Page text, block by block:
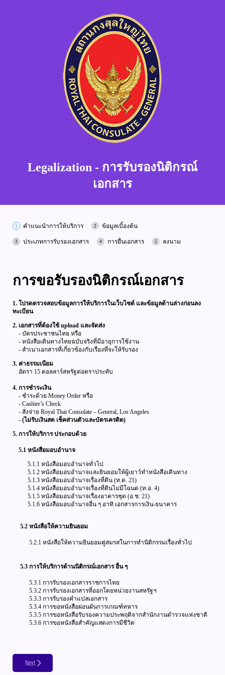
Legalization - การรับรองนิติกรณ์
เอกสาร
คำแนะนำการให้บริการ ข้อมูลเบิ้องต้น
ประเภทการรับรองเอกสาร การยื่นเอกสาร ลงนาม
การขอรับรองนิติกรณ์เอกสาร
1. โปรดตรวจสอบข้อมูลการให้บริการในเว็บไซต์ และข้อมูลด้านล่างก่อนลง
ทะเบียน
2. เอกสารที่ต้องใช้ upload และจัดส่ง
- บัตรประชาชนไทย หรือ
- หนังสือเดินทางไทยฉบับจริงที่มีอายุการใช้งาน
- สำเนาเอกสารที่เกี่ยวข้องกับเรื่องที่จะให้รับรอง
3. ค่าธรรมเนียม
อัตรา 15 ดอลลาร์สหรัฐต่อตราประทับ
4. การชำระเงิน
- ชำระด้วย Money Order หรือ
- Cashier’s Check
- สั่งจ่าย Royal Thai Consulate – General, Los Angeles
- (ไม่รับเงินสด เช็คส่วนตัวและบัตรเครดิต)
5. การให้บริการ ประกอบด้วย
5.1 หนังสือมอบอำนาจ
5.1.1 หนังสือมอบอำนาจทั่วไป
5.1.2 หนังสือมอบอำนาจและยินยอมให้ผู้เยาว์ทำหนังสือเดินทาง
5.1.3 หนังสือมอบอำนาจเรื่องที่ดิน (ท.ด. 21)
5.1.4 หนังสือมอบอำนาจเรื่องที่ดินไม่มีโฉนด (ท.อ. 4)
5.1.5 หนังสือมอบอำนาจเรื่องอาคารชุด (อ.ช. 21)
5.1.6 หนังสือมอบอำนาจอื่น ๆ อาทิ เอกสารการเงิน-ธนาคาร
5.2 หนังสือให้ความยินยอม
5.2.1 หนังสือให้ความยินยอมคู่สมรสในการทำนิติกรรมเรื่องทั่วไป
5.3 การให้บริการด้านนิติกรณ์เอกสาร อื่น ๆ
5.3.1 การรับรองเอกสารราชการไทย
5.3.2 การรับรองเอกสารที่ออกโดยหน่วยงานสหรัฐฯ
5.3.3 การรับรองคำแปลเอกสาร
5.3.4 การขอหนังสือผ่อนผันการเกณฑ์ทหาร
5.3.5 การขอหนังสือรับรองความประพฤติจากสำนักงานตำรวจแห่งชาติ
5.3.6 การขอหนังสือสำคัญแสดงการมีชีวิต
Next